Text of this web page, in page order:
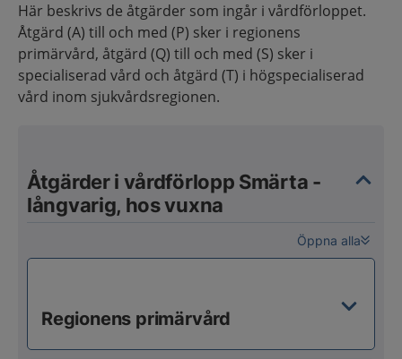
Här beskrivs de åtgärder som ingår i vårdförloppet.
Åtgärd (A) till och med (P) sker i regionens
primärvård, åtgärd (Q) till och med (S) sker i
specialiserad vård och åtgärd (T) i högspecialiserad
vård inom sjukvårdsregionen.
Åtgärder i vårdförlopp Smärta -
långvarig, hos vuxna
Öppna alla
Regionens primärvård